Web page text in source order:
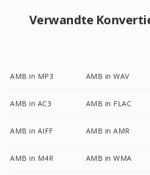
Verwandte
AMB in MP3 AMB in WAV
AMB in AC3 AMB in FLAC
AMB in AIFF AMB in AMR
AMB in M4R AMB in WMA